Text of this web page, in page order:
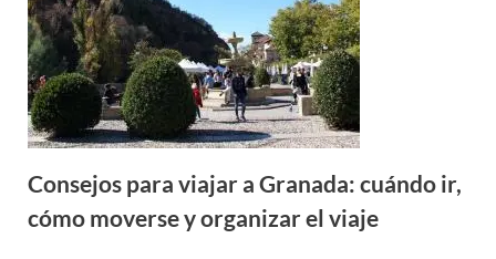
Consejos para viajar a Granada: cuándo ir,
cómo moverse y organizar el viaje